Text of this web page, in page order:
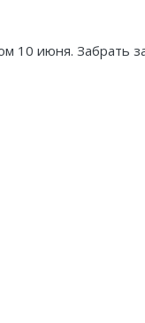
10 июня. Забрать